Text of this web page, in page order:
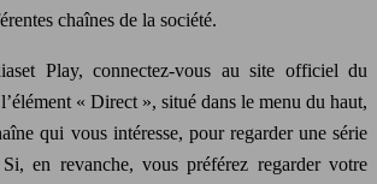
chaînes de la société.
Play, connectez-vous au site officiel du
« Direct », situé dans le menu du haut,
qui vous intéresse, pour regarder une série
en revanche, vous préférez regarder votre